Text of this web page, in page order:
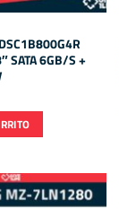
SATA 6GB/S +